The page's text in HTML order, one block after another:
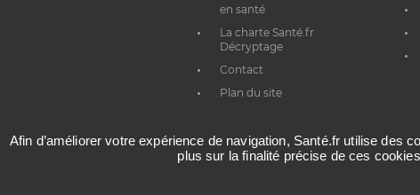
en santé
La charte Santé.fr
Décryptage
Contact
Plan du site
Afin d’améliorer votre expérience de navigation, Santé.fr utilise des
plus sur la finalité précise de ces